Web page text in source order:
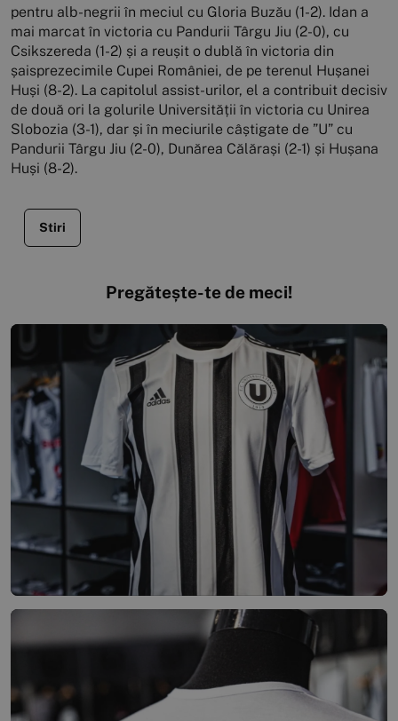
pentru alb-negrii în meciul cu Gloria Buzău (1-2). Idan a
mai marcat în victoria cu Pandurii Târgu Jiu (2-0), cu
Csikszereda (1-2) și a reușit o dublă în victoria din
șaisprezecimile Cupei României, de pe terenul Hușanei
Huși (8-2). La capitolul assist-urilor, el a contribuit decisiv
de două ori la golurile Universității în victoria cu Unirea
Slobozia (3-1), dar și în meciurile câștigate de ”U” cu
Pandurii Târgu Jiu (2-0), Dunărea Călărași (2-1) și Hușana
Huși (8-2).
Stiri
Pregătește-te de meci!